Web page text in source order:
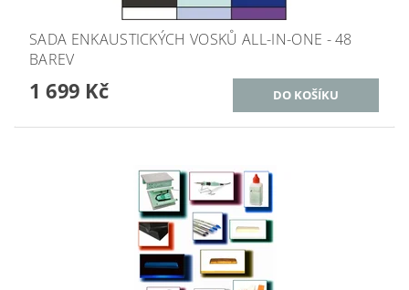
SADA ENKAUSTICKÝCH VOSKŮ ALL-IN-ONE - 48
BAREV
1 699 Kč